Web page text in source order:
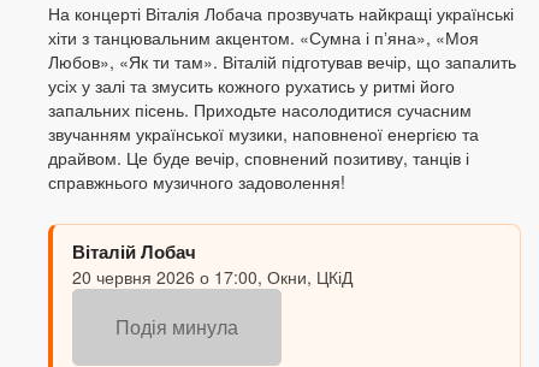
На концерті Віталія Лобача прозвучать найкращі українські
хіти з танцювальним акцентом. «Сумна і пʼяна», «Моя
Любов», «Як ти там». Віталій підготував вечір, що запалить
усіх у залі та змусить кожного рухатись у ритмі його
запальних пісень. Приходьте насолодитися сучасним
звучанням української музики, наповненої енергією та
драйвом. Це буде вечір, сповнений позитиву, танців і
справжнього музичного задоволення!
Віталій Лобач
20 червня 2026 о 17:00, Окни, ЦКіД
Подія минула